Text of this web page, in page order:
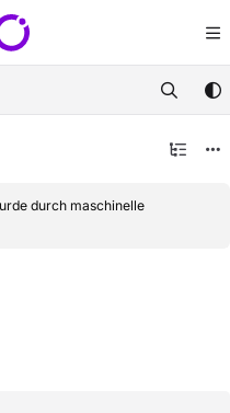
https://docs.document360.com/
exploring further.
durch maschinelle